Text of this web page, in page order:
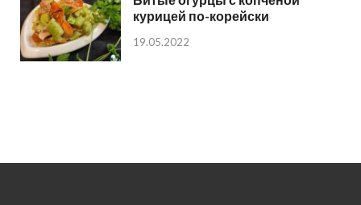
курицей по-корейски
19.05.2022